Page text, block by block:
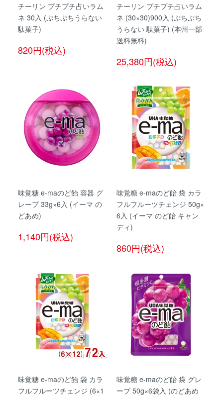
チーリン プチプチ占いラム
ネ 30入 (ぷちぷちうらない
駄菓子)
820円(税込)
チーリン プチプチ占いラム
ネ (30×30)900入 (ぷちぷち
うらない 駄菓子) (本州一部
送料無料)
25,380円(税込)
味覚糖 e-maのど飴 容器 グ
レープ 33g×6入 (イーマ の
どあめ)
1,140円(税込)
味覚糖 e-maのど飴 袋 カラ
フルフルーツチェンジ 50g×
6入 (イーマ のど飴 キャン
ディ)
860円(税込)
味覚糖 e-maのど飴 袋 カラ
フルフルーツチェンジ (6×1
味覚糖 e-maのど飴 袋 グレ
ープ 50g×6袋入 (のどあめ